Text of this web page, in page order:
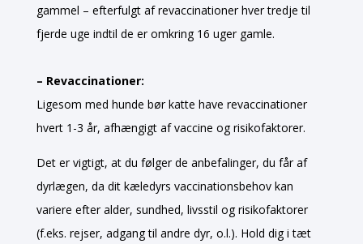
gammel – efterfulgt af revaccinationer hver tredje til
fjerde uge indtil de er omkring 16 uger gamle.
– Revaccinationer:
Ligesom med hunde bør katte have revaccinationer
hvert 1-3 år, afhængigt af vaccine og risikofaktorer.
Det er vigtigt, at du følger de anbefalinger, du får af
dyrlægen, da dit kæledyrs vaccinationsbehov kan
variere efter alder, sundhed, livsstil og risikofaktorer
(f.eks. rejser, adgang til andre dyr, o.l.). Hold dig i tæt